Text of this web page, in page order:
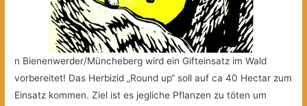
n Bienenwerder/Müncheberg wird ein Gifteinsatz im Wald
vorbereitet! Das Herbizid „Round up“ soll auf ca 40 Hectar zum
Einsatz kommen. Ziel ist es jegliche Pflanzen zu töten um